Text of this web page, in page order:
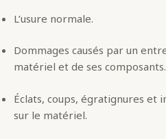
L’usure normale.
Dommages causés par un
matériel et de ses composants.
Éclats, coups, égratignures et
sur le matériel.